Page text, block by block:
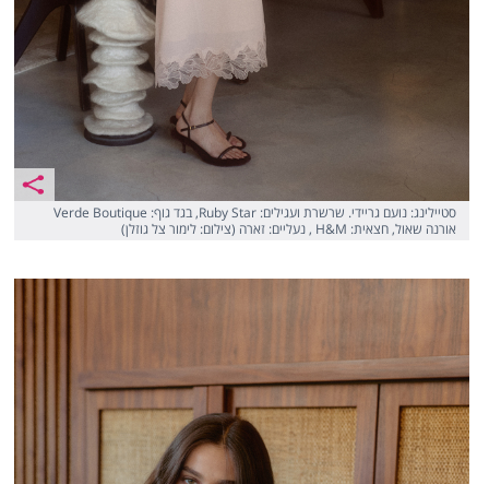
סטיילינג: נועם גריידי. שרשרת ועגילים: Ruby Star, בגד גוף: Verde Boutique
אורנה שאול, חצאית: H&M , נעליים: זארה (צילום: לימור צל גוזלן)